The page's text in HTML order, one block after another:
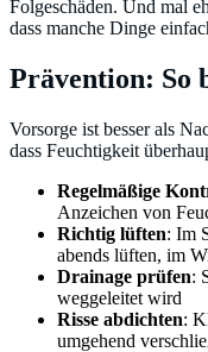
Folgeschäden. Und mal
dass manche Dinge
Prävention: So
Vorsorge ist besser als
dass Feuchtigkeit
Regelmäßige
Anzeichen von
Richtig lüften: Im
abends lüften, im
Drainage prüfen:
weggeleitet wird
Risse abdichten:
umgehend